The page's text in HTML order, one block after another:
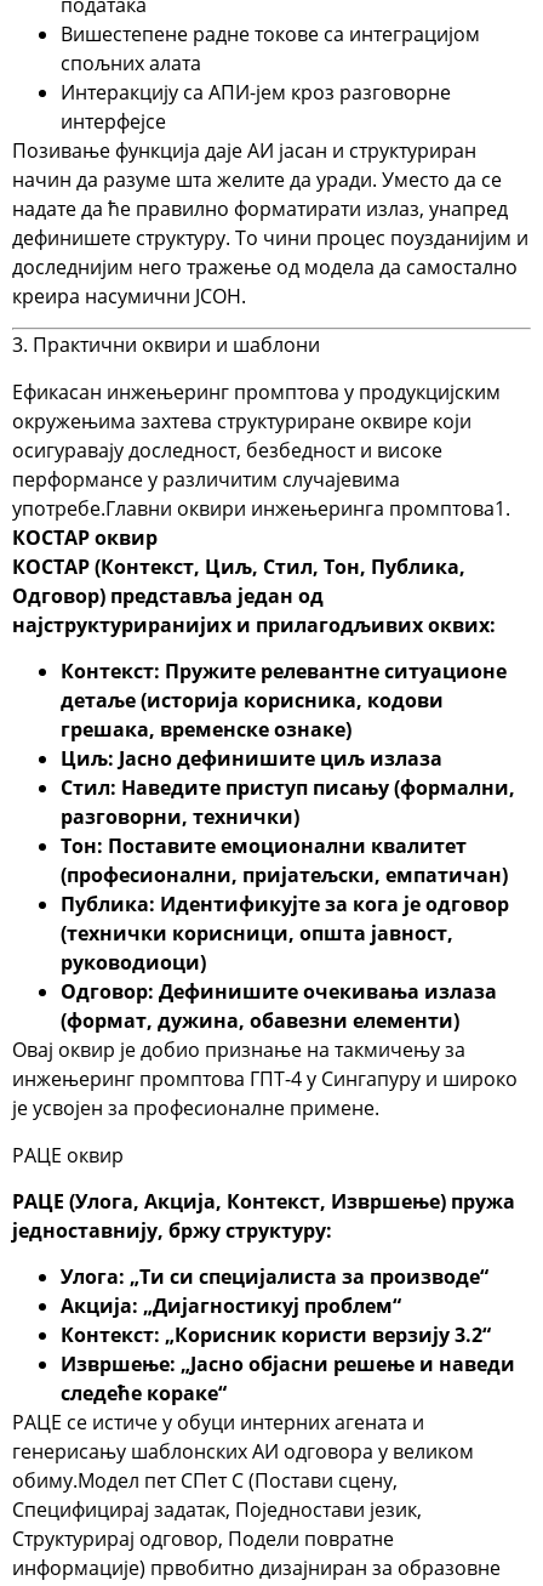
Вишестепене радне токове са интеграцијом
спољних алата
Интеракцију са АПИ-јем кроз разговорне
интерфејсе
Позивање функција даје АИ јасан и структуриран
начин да разуме шта желите да уради. Уместо да се
надате да ће правилно форматирати излаз, унапред
дефинишете структуру. То чини процес поузданијим и
доследнијим него тражење од модела да самостално
креира насумични ЈСОН.
3. Практични оквири и шаблони
Ефикасан инжењеринг промптова у продукцијским
окружењима захтева структуриране оквире који
осигуравају доследност, безбедност и високе
перформансе у различитим случајевима
употребе.Главни оквири инжењеринга промптова1.
КОСТАР оквир
КОСТАР(Контекст, Циљ, Стил, Тон, Публика,
Одговор) представља један од
најструктуриранијих и прилагодљивих оквих:
Контекст: Пружите релевантне ситуационе
детаље (историја корисника, кодови
грешака, временске ознаке)
Циљ: Јасно дефинишите циљ излаза
Стил: Наведите приступ писању (формални,
разговорни, технички)
Тон: Поставите емоционални квалитет
(професионални, пријатељски, емпатичан)
Публика: Идентификујте за кога је одговор
(технички корисници, општа јавност,
руководиоци)
Одговор: Дефинишите очекивања излаза
(формат, дужина, обавезни елементи)
Овај оквир је добио признање на такмичењу за
инжењеринг промптова ГПТ-4 у Сингапуру и широко
је усвојен за професионалне примене.
РАЦЕ оквир
РАЦЕ (Улога, Акција, Контекст, Извршење) пружа
једноставнију, бржу структуру:
Улога: „Ти си специјалиста за производе“
Акција: „Дијагностикуј проблем“
Контекст: „Корисник користи верзију 3.2“
Извршење: „Јасно објасни решење и наведи
следеће кораке“
РАЦЕ се истиче у обуци интерних агената и
генерисању шаблонских АИ одговора у великом
обиму.Модел пет СПет С(Постави сцену,
Специфицирај задатак, Поједностави језик,
Структурирај одговор, Подели повратне
информације) првобитно дизајниран за образовне